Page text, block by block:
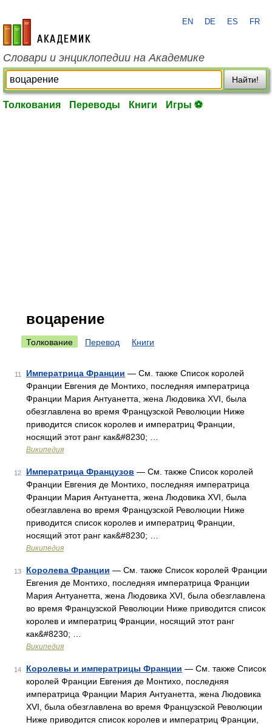
academic.ru
EN DE ES FR
Словари и энциклопедии на Академике
Найти!
Толкования Переводы Книги Игры ⚽
воцарение
Толкование Перевод Книги
11 Императрица Франции — См. также Список королей
Франции Евгения де Монтихо, последняя императрица
Франции Мария Антуанетта, жена Людовика XVI, была
обезглавлена во время Французской Революции Ниже
приводится список королев и императриц Франции,
носящий этот ранг как&#8230; …
Википедия
12 Императрица Французов — См. также Список королей
Франции Евгения де Монтихо, последняя императрица
Франции Мария Антуанетта, жена Людовика XVI, была
обезглавлена во время Французской Революции Ниже
приводится список королев и императриц Франции,
носящий этот ранг как&#8230; …
Википедия
13 Королева Франции — См. также Список королей Франции
Евгения де Монтихо, последняя императрица Франции
Мария Антуанетта, жена Людовика XVI, была обезглавлена
во время Французской Революции Ниже приводится список
королев и императриц Франции, носящий этот ранг
как&#8230; …
Википедия
14 Королевы и императрицы Франции — См. также Список
королей Франции Евгения де Монтихо, последняя
императрица Франции Мария Антуанетта, жена Людовика
XVI, была обезглавлена во время Французской Революции
Ниже приводится список королев и императриц Франции,